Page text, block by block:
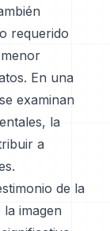
requerido
En una
examinan
la
a
de la
imagen